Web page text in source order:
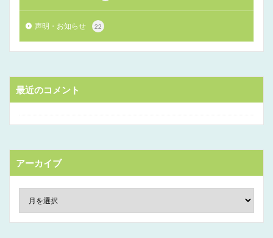
声明・お知らせ 22
最近のコメント
アーカイブ